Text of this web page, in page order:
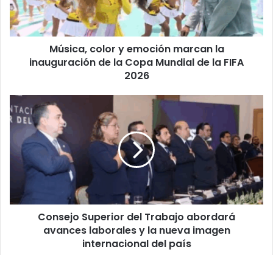
inauguración
de
la
Mundial
FIFA
2026
Música, color y emoción marcan la
inauguración de la Copa Mundial de la FIFA
2026
Superior
del
Trabajo
abordará
avances
la
Consejo Superior del Trabajo abordará
avances laborales y la nueva imagen
internacional del país